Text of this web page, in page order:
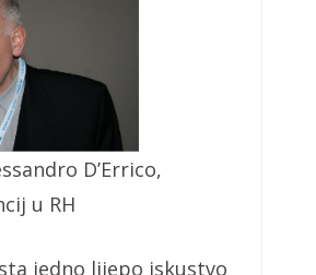
D’Errico,
u RH
jedno lijepo iskustvo